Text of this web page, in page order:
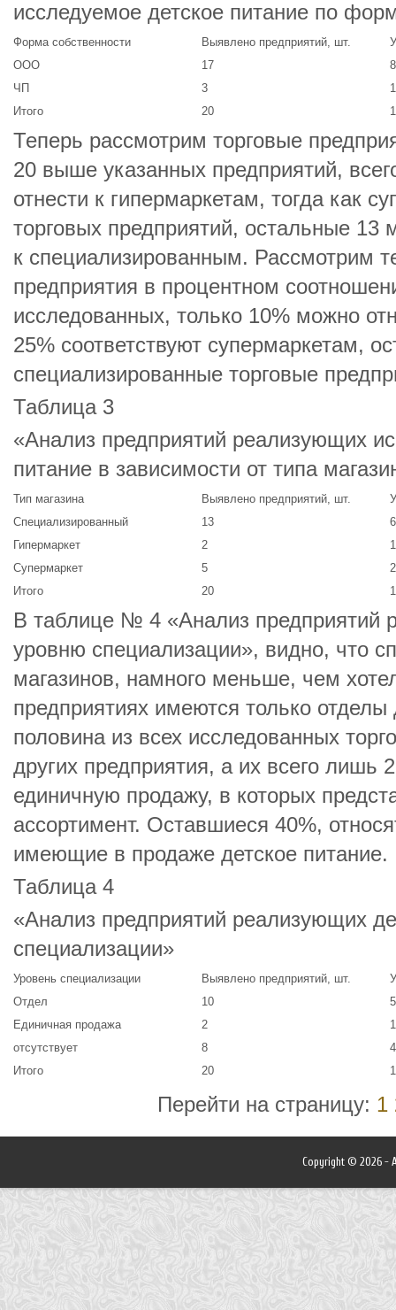
исследуемое детское питание по
Форма собственности Выявлено предприятий, шт.
ООО
17
ЧП
3
Итого
20
Теперь рассмотрим торговые
20 выше указанных предприятий,
отнести к гипермаркетам, тогда как
торговых предприятий, остальные 13
к специализированным. Рассмотрим
предприятия в процентном
исследованных, только 10% можно
25% соответствуют супермаркетам,
специализированные торговые
Таблица 3
«Анализ предприятий реализующих
питание в зависимости от типа
Тип магазина Выявлено предприятий, шт.
Специализированный
13
Гипермаркет
2
Супермаркет
5
Итого
20
В таблице № 4 «Анализ предприятий
уровню специализации», видно, что
магазинов, намного меньше, чем
предприятиях имеются только отделы
половина из всех исследованных
других предприятия, а их всего лишь
единичную продажу, в которых
ассортимент. Оставшиеся 40%,
имеющие в продаже детское питание.
Таблица 4
«Анализ предприятий реализующих
специализации»
Уровень специализации Выявлено предприятий, шт.
Отдел
10
Единичная продажа
2
отсутствует
8
Итого
20
Перейти на страницу: 1
Copyright © 2026 -